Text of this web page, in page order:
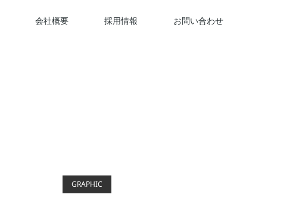
会社概要 採用情報 お問い合わせ
GRAPHIC